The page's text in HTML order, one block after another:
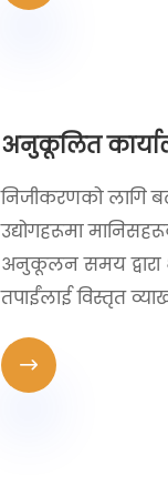
अनुकूलित
निजीकरणको लागि
उद्योगहरूमा
अनुकूलन समय द्वारा
तपाईंलाई विस्तृत
